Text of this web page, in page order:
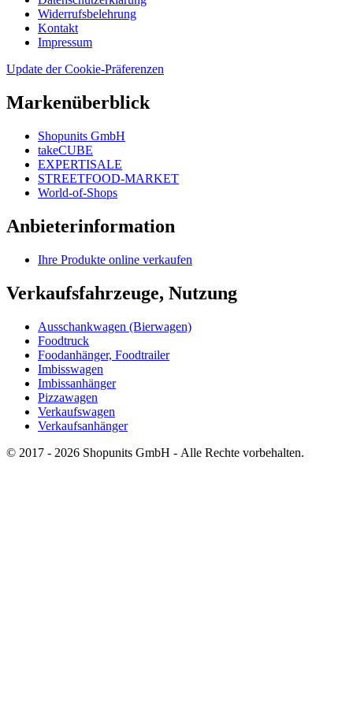
Widerrufsbelehrung
Kontakt
Impressum
Update der Cookie-Präferenzen
Markenüberblick
Shopunits GmbH
takeCUBE
EXPERTISALE
STREETFOOD-MARKET
World-of-Shops
Anbieterinformation
Ihre Produkte online verkaufen
Verkaufsfahrzeuge, Nutzung
Ausschankwagen (Bierwagen)
Foodtruck
Foodanhänger, Foodtrailer
Imbisswagen
Imbissanhänger
Pizzawagen
Verkaufswagen
Verkaufsanhänger
© 2017 - 2026 Shopunits GmbH - Alle Rechte vorbehalten.